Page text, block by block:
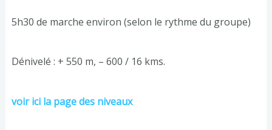
5h30 de marche environ (selon le rythme du groupe)
Dénivelé : + 550 m, – 600 / 16 kms.
voir ici la page des niveaux